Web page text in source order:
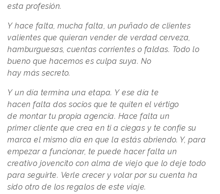
esta profesión.
Y hace falta, mucha falta, un puñado de clientes
valientes que quieran vender de verdad cerveza,
hamburguesas, cuentas corrientes o faldas. Todo lo
bueno que hacemos es culpa suya. No
hay más secreto.
Y un día termina una etapa. Y ese día te
hacen falta dos socios que te quiten el vértigo
de montar tu propia agencia. Hace falta un
primer cliente que crea en ti a ciegas y te confíe su
marca el mismo día en que la estás abriendo. Y, para
empezar a funcionar, te puede hacer falta un
creativo jovencito con alma de viejo que lo deje todo
para seguirte. Verle crecer y volar por su cuenta ha
sido otro de los regalos de este viaje.